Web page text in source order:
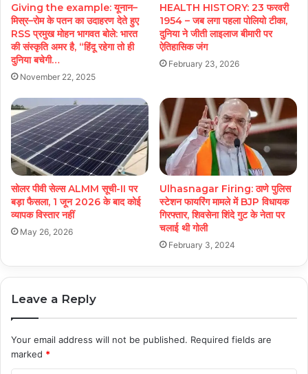
Giving the example: यूनान–
मिस्र–रोम के पतन का उदाहरण देते हुए
RSS प्रमुख मोहन भागवत बोले: भारत
की संस्कृति अमर है, “हिंदू रहेगा तो ही
दुनिया बचेगी…
November 22, 2025
HEALTH HISTORY: 23 फरवरी
1954 – जब लगा पहला पोलियो टीका,
दुनिया ने जीती लाइलाज बीमारी पर
ऐतिहासिक जंग
February 23, 2026
सोलर पीवी सेल्स ALMM सूची-II पर
बड़ा फैसला, 1 जून 2026 के बाद कोई
व्यापक विस्तार नहीं
May 26, 2026
Ulhasnagar Firing: ठाणे पुलिस
स्टेशन फायरिंग मामले में BJP विधायक
गिरफ्तार, शिवसेना शिंदे गुट के नेता पर
चलाई थी गोली
February 3, 2024
Leave a Reply
Your email address will not be published. Required fields are
marked *